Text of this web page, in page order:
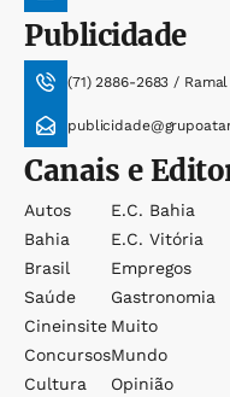
Publicidade
(71) 2886-2683 /
Canais e
Autos
Bahia
Brasil
Saúde
Cineinsite
Concursos
Cultura
E.c. Bahia
E.c. Vitória
Empregos
Gastronomia
Muito
Mundo
Opinião